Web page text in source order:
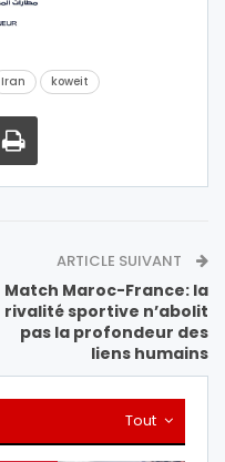
Iran koweit
ARTICLE SUIVANT
Match Maroc-France: la
rivalité sportive n’abolit
pas la profondeur des
liens humains
Tout